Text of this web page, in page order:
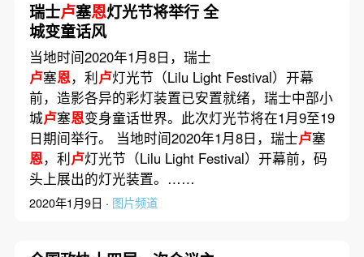
瑞士卢塞恩灯光节将举行 全
城变童话风
当地时间2020年1月8日，瑞士
卢塞恩，利卢灯光节（Lilu Light Festival）开幕
前，造影各异的彩灯装置已安置就绪，瑞士中部小
城卢塞恩变身童话世界。此次灯光节将在1月9至19
日期间举行。 当地时间2020年1月8日，瑞士卢塞
恩，利卢灯光节（Lilu Light Festival）开幕前，码
头上展出的灯光装置。……
2020年1月9日 · 图片频道